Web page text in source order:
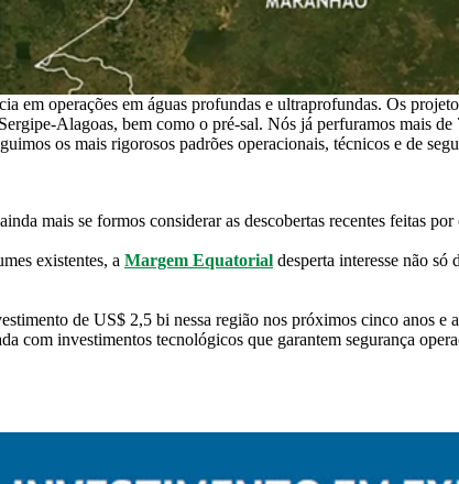
em operações em águas profundas e ultraprofundas. Os
Alagoas, bem como o pré-sal. Nós já perfuramos mais
os mais rigorosos padrões operacionais, técnicos e de
mais se formos considerar as descobertas recentes feitas
existentes, a Margem Equatorial desperta interesse não
de US$ 2,5 bi nessa região nos próximos cinco anos
com investimentos tecnológicos que garantem segurança